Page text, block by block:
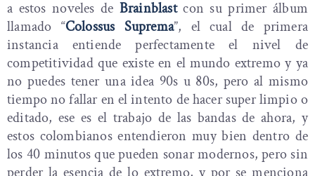
a estos noveles de Brainblastcon su primer álbum
llamado “Colossus Suprema”, el cual de primera
instancia entiende perfectamente el nivel de
competitividad que existe en el mundo extremo y ya
no puedes tener una idea 90s u 80s, pero al mismo
tiempo no fallar en el intento de hacer super limpio o
editado, ese es el trabajo de las bandas de ahora, y
estos colombianos entendieron muy bien dentro de
los 40 minutos que pueden sonar modernos, pero sin
perder la esencia de lo extremo, y por se menciona